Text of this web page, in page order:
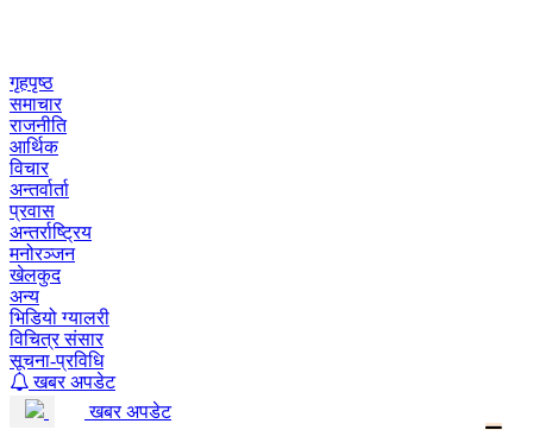
गृहपृष्ठ
समाचार
राजनीति
आर्थिक
विचार
अन्तर्वार्ता
प्रवास
अन्तर्राष्ट्रिय
मनोरञ्जन
खेलकुद
अन्य
भिडियो ग्यालरी
विचित्र संसार
सूचना-प्रविधि
खबर अपडेट
खबर अपडेट